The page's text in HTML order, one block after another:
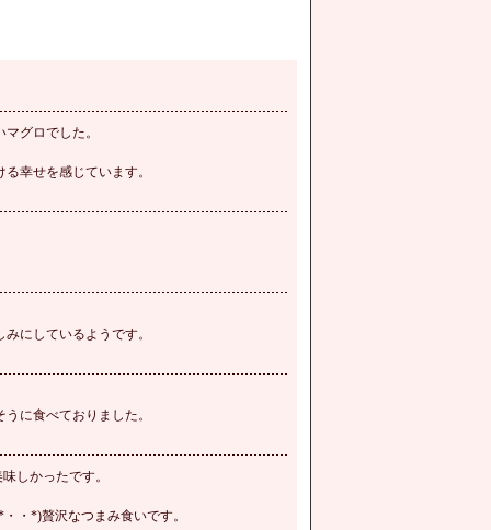
グロでした。
幸せを感じています。
にしているようです。
に食べておりました。
しかったです。
・*)贅沢なつまみ食いです。